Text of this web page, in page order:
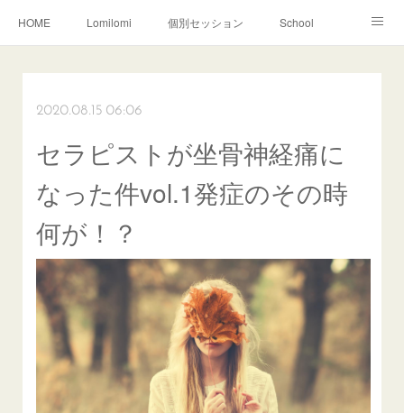
HOME Lomilomi 個別セッション School
School無料説明会
2020.08.15 06:06
セラピストが坐骨神経痛に
なった件vol.1発症のその時
何が！？